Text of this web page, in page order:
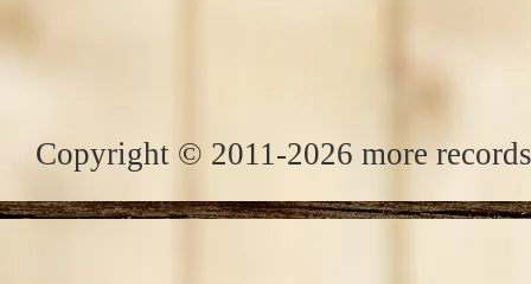
Copyright © 2011-2026 more